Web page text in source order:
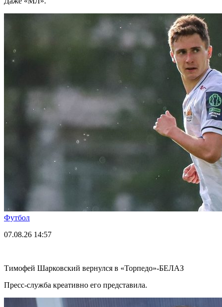
Футбол
07.08.26 14:57
Тимофей Шарковский вернулся в «Торпедо»-БЕЛАЗ
Пресс-служба креативно его представила.